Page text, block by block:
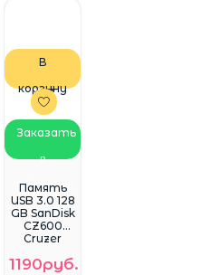
В
корзину
Заказать
в
WhatsApp
Память
USB 3.0 128
GB SanDisk
CZ600
Cruzer
черный/
1190руб.